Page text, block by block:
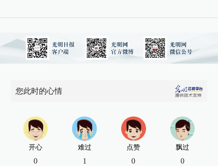
您此时的心情
开心
0
难过
1
点赞
0
飘过
0